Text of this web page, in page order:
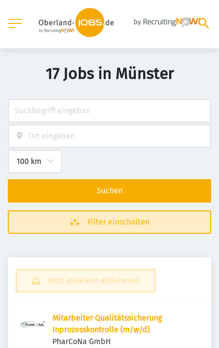
17 Jobs in Münster
Suchen
Filter einschalten
Jetzt Jobalarm aktivieren!
Mitarbeiter Qualitätssicherung
Inprozesskontrolle (m/w/d)
PharCoNa GmbH